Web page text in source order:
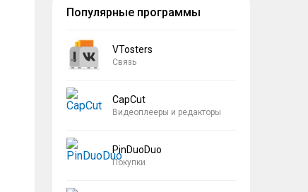
Популярные программы
VTosters
Связь
CapCut
Видеоплееры и редакторы
PinDuoDuo
Покупки